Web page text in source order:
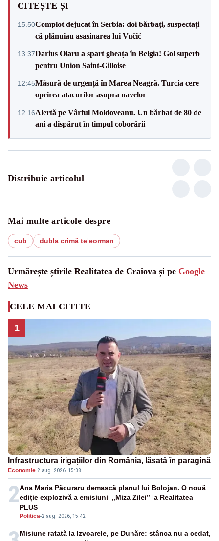
CITEȘTE ȘI
15:50Complot dejucat în Serbia: doi bărbați, suspectați
că plănuiau asasinarea lui Vučić
13:37Darius Olaru a spart gheața în Belgia! Gol superb
pentru Union Saint-Gilloise
12:45Măsură de urgență în Marea Neagră. Turcia cere
oprirea atacurilor asupra navelor
12:16Alertă pe Vârful Moldoveanu. Un bărbat de 80 de
ani a dispărut în timpul coborârii
Distribuie articolul
Mai multe articole despre
cub dubla crimă teleorman
Urmărește știrile Realitatea de Craiova și pe Google
News
CELE MAI CITITE
1
Infrastructura irigațiilor din România, lăsată în paragină
Economie·2 aug. 2026, 15:38
2
Politica-2 aug. 2026, 15:42
Ana Maria Păcuraru demască planul lui Bolojan. O nouă
ediție explozivă a emisiunii „Miza Zilei” la Realitatea
PLUS
Misiune ratată la Izvoarele, pe Dunăre: stânca nu a cedat,